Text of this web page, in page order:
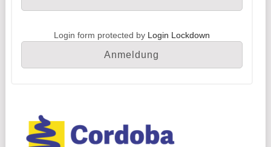
Login form protected by Login Lockdown